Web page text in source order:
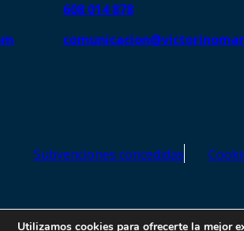
608 014 878
Subvenciones concedidas
© 2026 Copyright © | Victorino Martín –
Utilizamos cookies para ofrecerte la mejor